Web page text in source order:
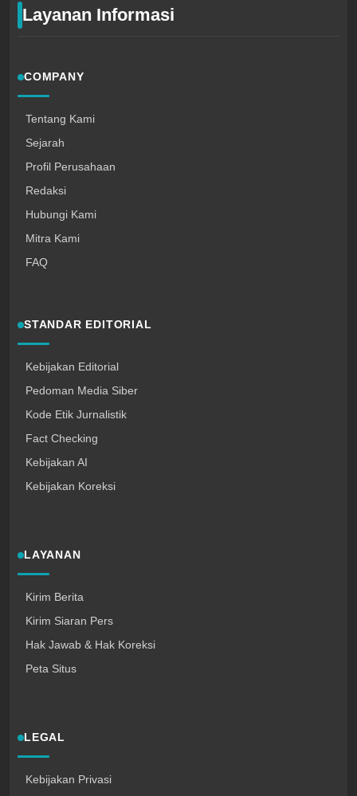
Layanan Informasi
COMPANY
Tentang Kami
Sejarah
Profil Perusahaan
Redaksi
Hubungi Kami
Mitra Kami
FAQ
STANDAR EDITORIAL
Kebijakan Editorial
Pedoman Media Siber
Kode Etik Jurnalistik
Fact Checking
Kebijakan AI
Kebijakan Koreksi
LAYANAN
Kirim Berita
Kirim Siaran Pers
Hak Jawab & Hak Koreksi
Peta Situs
LEGAL
Kebijakan Privasi